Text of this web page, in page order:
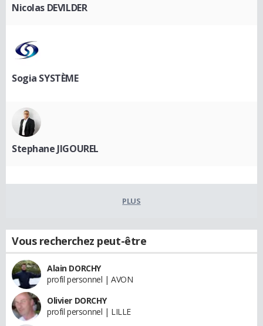
Nicolas DEVILDER
Sogia SYSTÈME
Stephane JIGOUREL
PLUS
Vous recherchez peut-être
Alain DORCHY
profil personnel | AVON
Olivier DORCHY
profil personnel | LILLE